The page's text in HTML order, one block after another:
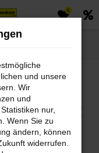
0
in
und unsere
Wir
und
nur,
Wenn Sie zu
ändern, können
widerrufen.